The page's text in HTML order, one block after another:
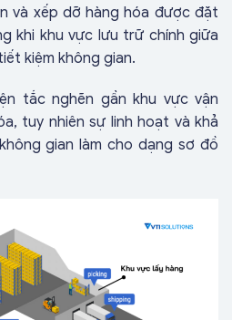
và xếp dỡ hàng hóa được đặt
khi khu vực lưu trữ chính giữa
kiệm không gian.
tắc nghẽn gần khu vực vận
tuy nhiên sự linh hoạt và khả
gian làm cho dạng sơ đồ